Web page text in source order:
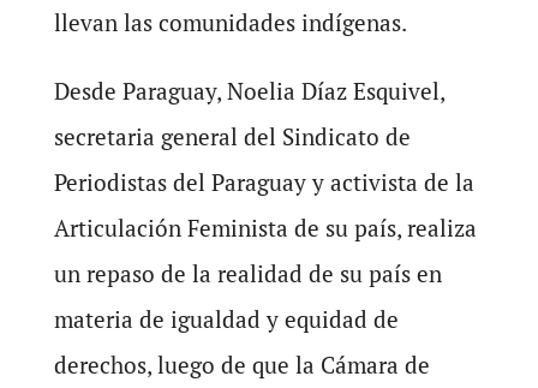
llevan las comunidades indígenas.
Desde Paraguay, Noelia Díaz Esquivel,
secretaria general del Sindicato de
Periodistas del Paraguay y activista de la
Articulación Feminista de su país, realiza
un repaso de la realidad de su país en
materia de igualdad y equidad de
derechos, luego de que la Cámara de